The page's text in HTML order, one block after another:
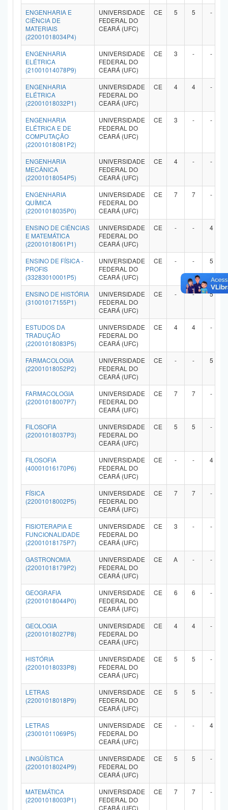
ENGENHARIA E
CIÊNCIA DE
MATERIAIS
(22001018034P4)
UNIVERSIDADE
FEDERAL DO
CEARÁ (UFC)
CE 5 5 -
ENGENHARIA
ELÉTRICA
(21001014078P9)
UNIVERSIDADE
FEDERAL DO
CEARÁ (UFC)
CE 3 - -
ENGENHARIA
ELÉTRICA
(22001018032P1)
UNIVERSIDADE
FEDERAL DO
CEARÁ (UFC)
CE 4 4 -
ENGENHARIA
ELÉTRICA E DE
COMPUTAÇÃO
(22001018081P2)
UNIVERSIDADE
FEDERAL DO
CEARÁ (UFC)
CE 3 - -
ENGENHARIA
MECÂNICA
(22001018054P5)
UNIVERSIDADE
FEDERAL DO
CEARÁ (UFC)
CE 4 - -
ENGENHARIA
QUÍMICA
(22001018035P0)
UNIVERSIDADE
FEDERAL DO
CEARÁ (UFC)
CE 7 7 -
ENSINO DE CIÊNCIAS
E MATEMÁTICA
(22001018061P1)
UNIVERSIDADE
FEDERAL DO
CEARÁ (UFC)
CE - - 4
ENSINO DE FÍSICA -
PROFIS
(33283010001P5)
UNIVERSIDADE
FEDERAL DO
CEARÁ (UFC)
CE - - 5
ENSINO DE HISTÓRIA
(31001017155P1)
UNIVERSIDADE
FEDERAL DO
CEARÁ (UFC)
CE - - 5
ESTUDOS DA
TRADUÇÃO
(22001018083P5)
UNIVERSIDADE
FEDERAL DO
CEARÁ (UFC)
CE 4 4 -
FARMACOLOGIA
(22001018052P2)
UNIVERSIDADE
FEDERAL DO
CEARÁ (UFC)
CE - - 5
FARMACOLOGIA
(22001018007P7)
UNIVERSIDADE
FEDERAL DO
CEARÁ (UFC)
CE 7 7 -
FILOSOFIA
(22001018037P3)
UNIVERSIDADE
FEDERAL DO
CEARÁ (UFC)
CE 5 5 -
FILOSOFIA
(40001016170P6)
UNIVERSIDADE
FEDERAL DO
CEARÁ (UFC)
CE - - 4
FÍSICA
(22001018002P5)
UNIVERSIDADE
FEDERAL DO
CEARÁ (UFC)
CE 7 7 -
FISIOTERAPIA E
FUNCIONALIDADE
(22001018175P7)
UNIVERSIDADE
FEDERAL DO
CEARÁ (UFC)
CE 3 - -
GASTRONOMIA
(22001018179P2)
UNIVERSIDADE
FEDERAL DO
CEARÁ (UFC)
CE A - -
GEOGRAFIA
(22001018044P0)
UNIVERSIDADE
FEDERAL DO
CEARÁ (UFC)
CE 6 6 -
GEOLOGIA
(22001018027P8)
UNIVERSIDADE
FEDERAL DO
CEARÁ (UFC)
CE 4 4 -
HISTÓRIA
(22001018033P8)
UNIVERSIDADE
FEDERAL DO
CEARÁ (UFC)
CE 5 5 -
LETRAS
(22001018018P9)
UNIVERSIDADE
FEDERAL DO
CEARÁ (UFC)
CE 5 5 -
LETRAS
(23001011069P5)
UNIVERSIDADE
FEDERAL DO
CEARÁ (UFC)
CE - - 4
LINGÜÍSTICA
(22001018024P9)
UNIVERSIDADE
FEDERAL DO
CEARÁ (UFC)
CE 5 5 -
MATEMÁTICA
(22001018003P1)
UNIVERSIDADE
FEDERAL DO
CEARÁ (UFC)
CE 7 7 -